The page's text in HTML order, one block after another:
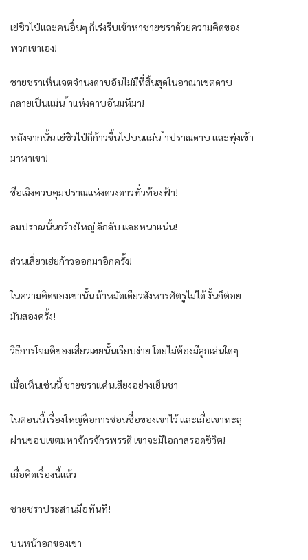
เย่ชิวไป่และคนอื่นๆ ก็เร่งรีบเข้าหาชายชราด้วยความคิดของ
พวกเขาเอง!
ชายชราเห็นเจตจำนงดาบอันไม่มีที่สิ้นสุดในอาณาเขตดาบ
กลายเป็นแม่น ้าแห่งดาบอันมหึมา!
หลังจากนั้น เย่ชิวไป่ก็ก้าวขึ้นไปบนแม่น ้าปราณดาบ และพุ่งเข้า
มาหาเขา!
ซือเฉิงควบคุมปราณแห่งดวงดาวทั่วท้องฟ้า!
ลมปราณนั้นกว้างใหญ่ ลึกลับ และหนาแน่น!
ส่วนเสี่ยวเฮ่ยก้าวออกมาอีกครั้ง!
ในความคิดของเขานั้น ถ้าหมัดเดียวสังหารศัตรูไม่ได้ งั้นก็ต่อย
มันสองครั้ง!
วิธีการโจมตีของเสี่ยวเฮยนั้นเรียบง่าย โดยไม่ต้องมีลูกเล่นใดๆ
เมื่อเห็นเช่นนี้ ชายชราแค่นเสียงอย่างเย็นชา
ในตอนนี้ เรื่องใหญ่คือการซ่อนชื่อของเขาไว้ และเมื่อเขาทะลุ
ผ่านขอบเขตมหาจักรจักรพรรดิ เขาจะมีโอกาสรอดชีวิต!
เมื่อคิดเรื่องนี้แล้ว
ชายชราประสานมือทันที!
บนหน้าอกของเขา